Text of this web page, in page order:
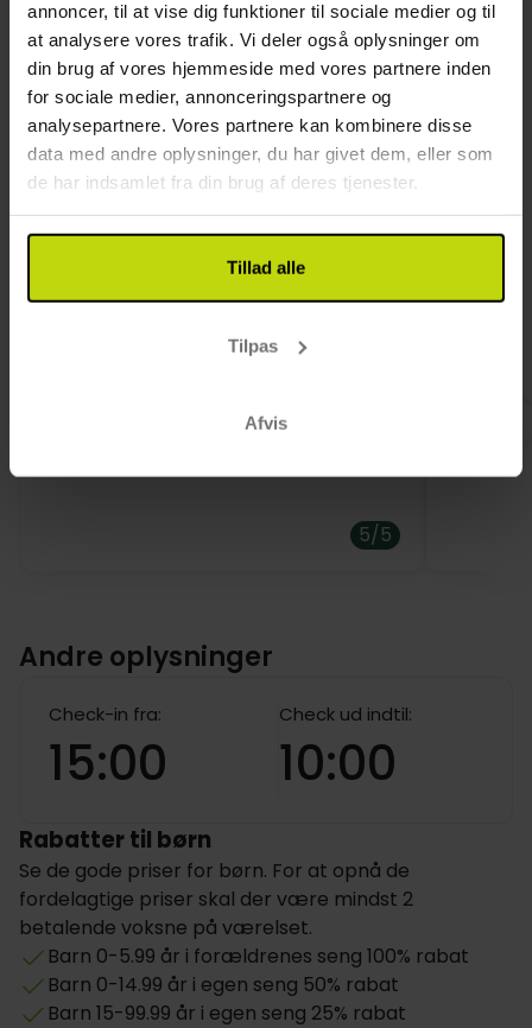
annoncer, til at vise dig funktioner til sociale medier og til
at analysere vores trafik. Vi deler også oplysninger om
din brug af vores hjemmeside med vores partnere inden
for sociale medier, annonceringspartnere og
analysepartnere. Vores partnere kan kombinere disse
data med andre oplysninger, du har givet dem, eller som
de har indsamlet fra din brug af deres tjenester.
Tillad alle
Tilpas
Afvis
Hotel vælger menu el. buffet
Værelse
Hund: 150 DKK pr. dag
Kun slutrengøring inkluderet
Kundeanmeldelser
5/5
Andre oplysninger
Check-in fra:
15:00
Check ud indtil:
10:00
Rabatter til børn
Se de gode priser for børn. For at opnå de
fordelagtige priser skal der være mindst 2
betalende voksne på værelset.
Barn 0-5.99 år i forældrenes seng 100% rabat
Barn 0-14.99 år i egen seng 50% rabat
Barn 15-99.99 år i egen seng 25% rabat